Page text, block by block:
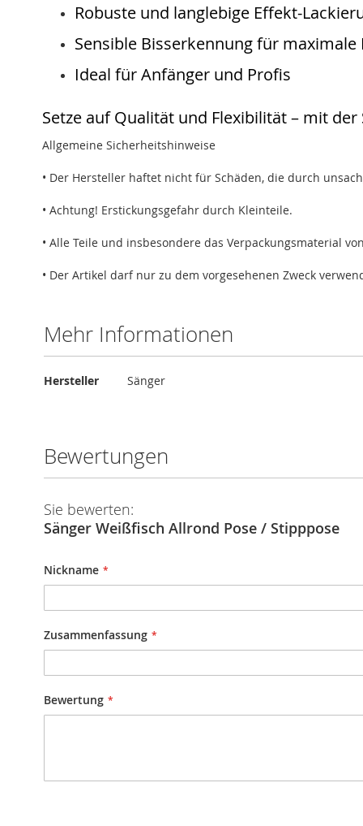
Robuste und langlebige Effekt-
Sensible Bisserkennung für maximale
Ideal für Anfänger und Profis
Setze auf Qualität und Flexibilität – mit
Allgemeine Sicherheitshinweise
• Der Hersteller haftet nicht für Schäden, die durch
• Achtung! Erstickungsgefahr durch Kleinteile.
• Alle Teile und insbesondere das Verpackungsmaterial
• Der Artikel darf nur zu dem vorgesehenen Zweck
Mehr Informationen
Mehr
Hersteller Sänger
Bewertungen
Sie bewerten:
Sänger Weißfisch Allrond Pose / Stipppose
Nickname
Zusammenfassung
Bewertung